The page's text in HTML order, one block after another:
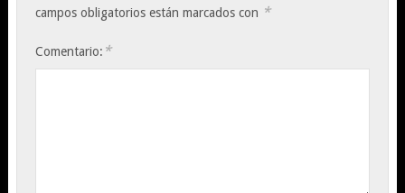
campos obligatorios están marcados con *
Comentario: *